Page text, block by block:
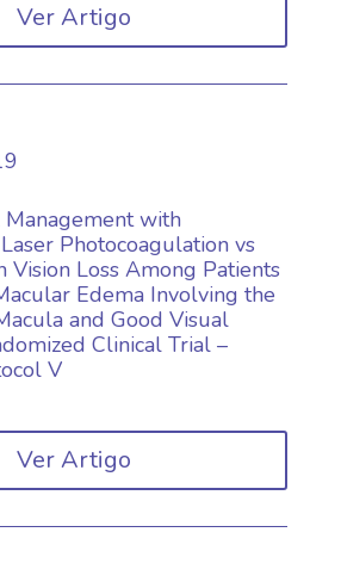
Ver Artigo
with
Photocoagulation vs
Vision Loss Among Patients
Edema Involving the
and Good Visual
Clinical Trial –
V
Ver Artigo